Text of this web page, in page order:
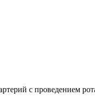
с проведением